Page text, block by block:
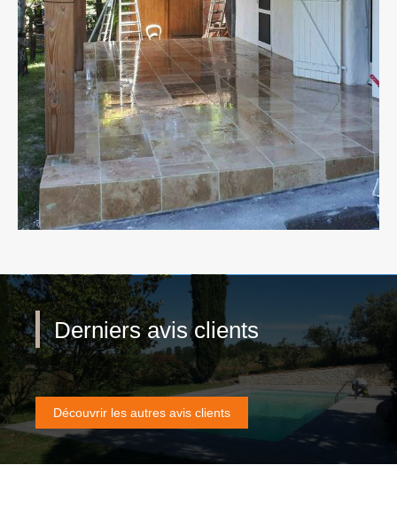
Derniers avis clients
Découvrir les autres avis clients